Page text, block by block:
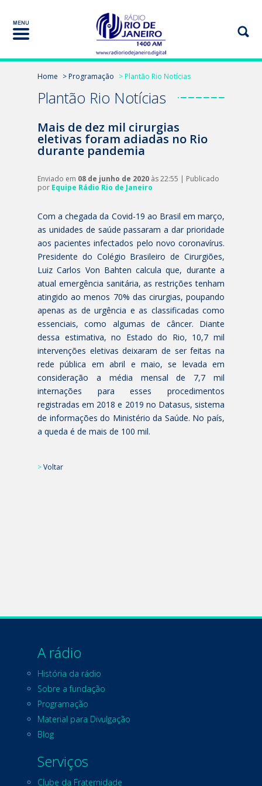
Home > Programação > Plantão Rio Notícias
Plantão Rio Notícias
Mais de dez mil cirurgias
eletivas foram adiadas no Rio
durante pandemia
Enviado em 08 de junho de 2020 às 22:55 | Publicado
por Equipe Rádio Rio de Janeiro
Com a chegada da Covid-19 ao Brasil em março,
as unidades de saúde passaram a dar prioridade
aos pacientes infectados pelo novo coronavírus.
Presidente do Colégio Brasileiro de Cirurgiões,
Luiz Carlos Von Bahten calcula que, durante a
atual emergência sanitária, as restrições tenham
atingido ao menos 70% das cirurgias, poupando
apenas as de urgência e as classificadas como
essenciais, como algumas de câncer. Diante
dessa estimativa, no Estado do Rio, 10,7 mil
intervenções eletivas deixaram de ser feitas na
rede pública em abril e maio, se levada em
consideração a média mensal de 7,7 mil
internações para esses procedimentos
registradas em 2018 e 2019 no Datasus, sistema
de informações do Ministério da Saúde. No país,
a queda é de mais de 100 mil.
>Voltar
A rádio
História da rádio
Sobre a fundação
Programação
Material para Divulgação
Blog
Serviços
Clube da Fraternidade